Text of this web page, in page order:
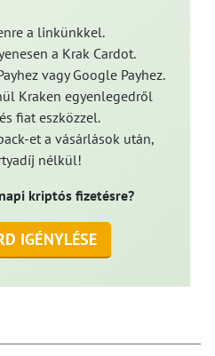
a linkünkkel.
a Krak Cardot.
vagy Google Payhez.
Kraken egyenlegedről
fiat eszközzel.
et a vásárlások után,
nélkül!
kriptós fizetésre?
IGÉNYLÉSE